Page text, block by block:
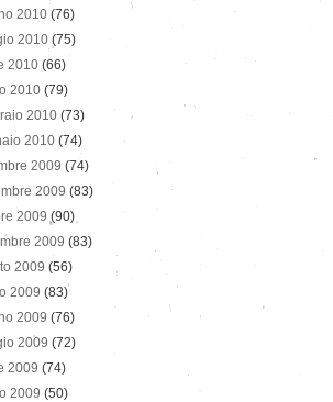
2010 (76)
2010 (75)
2010 (66)
2010 (79)
2010 (73)
2010 (74)
2009 (74)
2009 (83)
2009 (90)
2009 (83)
2009 (56)
2009 (83)
2009 (76)
2009 (72)
2009 (74)
2009 (50)